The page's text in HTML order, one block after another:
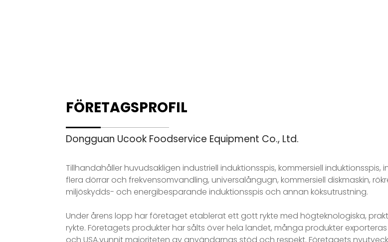
FÖRETAGSPROFIL
Dongguan Ucook Foodservice Equipment Co., Ltd.
Tillhandahåller huvudsakligen industriell induktionsspis, kommersiell induktionsspis,
flera dörrar och frekvensomvandling, universalångugn, kommersiell diskmaskin,
miljöskydds- och energibesparande induktionsspis och annan köksutrustning.
Under årens lopp har företaget etablerat ett gott rykte med högteknologiska,
rykte. Företagets produkter har sålts över hela landet, många produkter